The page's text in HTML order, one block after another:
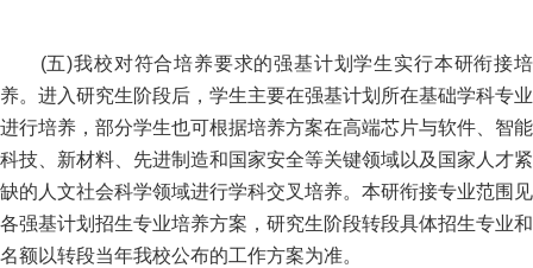
(五)我校对符合培养要求的强基计划学生实行本研衔接培
养。进入研究生阶段后，学生主要在强基计划所在基础学科专业
进行培养，部分学生也可根据培养方案在高端芯片与软件、智能
科技、新材料、先进制造和国家安全等关键领域以及国家人才紧
缺的人文社会科学领域进行学科交叉培养。本研衔接专业范围见
各强基计划招生专业培养方案，研究生阶段转段具体招生专业和
名额以转段当年我校公布的工作方案为准。